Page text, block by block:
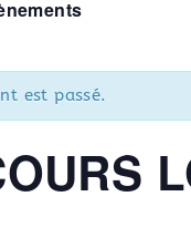
est passé.